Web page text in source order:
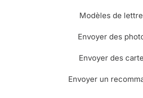
Modèles de
Envoyer des
Envoyer des
Envoyer un